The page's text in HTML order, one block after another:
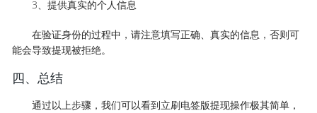
3、提供真实的个人信息
在验证身份的过程中，请注意填写正确、真实的信息，否则可
能会导致提现被拒绝。
四、总结
通过以上步骤，我们可以看到立刷电签版提现操作极其简单，